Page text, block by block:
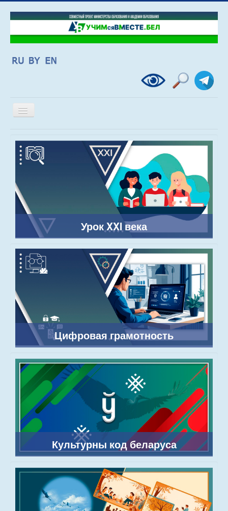
Включить/
выключить
Урок XXI века
Цифровая грамотность
Культурны код беларуса